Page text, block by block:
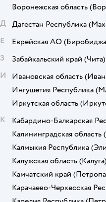
Воронежская область
Д Дагестан Республика
Е
Еврейская АО
З
Забайкальский край (Чита)
И
Ивановская область
Ингушетия Республика
Иркутская область
К
Кабардино-Балкарская
Калининградская область
Калмыкия Республика
Калужская область (Калуга)
Камчатский край
Карачаево-Черкесская